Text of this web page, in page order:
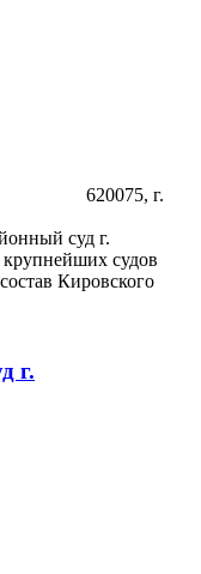
620075, г.
суд г.
крупнейших судов
Кировского
г.